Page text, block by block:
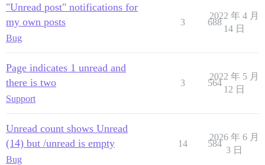
"Unread post" notifications for
my own posts
Bug
3 688
2022 年 4 月
14 日
Page indicates 1 unread and
there is two
Support
3 564
2022 年 5 月
12 日
Unread count shows Unread
(14) but /unread is empty
Bug
14 584
2026 年 6 月
3 日